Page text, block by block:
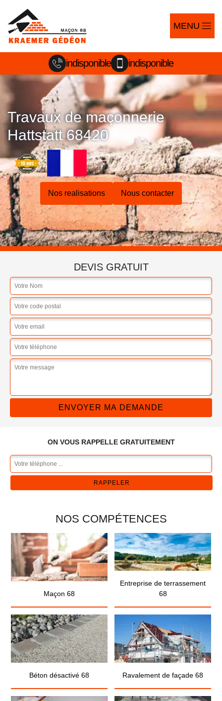
MENU
indisponible indisponible
Travaux de maçonnerie
Hattstatt 68420
Nos realisations Nous contacter
DEVIS GRATUIT
ON VOUS RAPPELLE GRATUITEMENT
NOS COMPÉTENCES
Maçon 68
Entreprise de terrassement
68
Béton désactivé 68 Ravalement de façade 68